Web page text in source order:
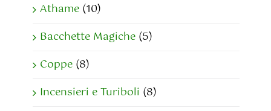
Athame (10)
Bacchette Magiche (5)
Coppe (8)
Incensieri e Turiboli (8)